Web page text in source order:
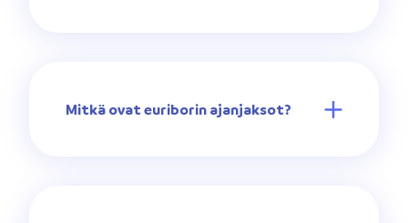
Mitkä ovat euriborin ajanjaksot?